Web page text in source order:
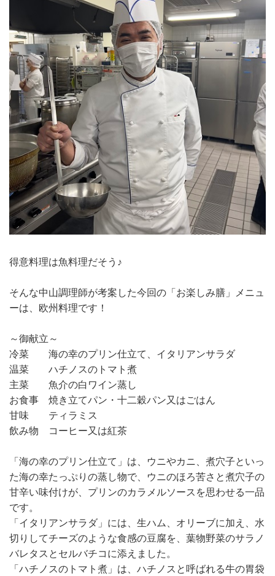
得意料理は魚料理だそう♪
そんな中山調理師が考案した今回の「お楽しみ膳」メニュ
ーは、欧州料理です！
～御献立～
冷菜 海の幸のプリン仕立て、イタリアンサラダ
温菜 ハチノスのトマト煮
主菜 魚介の白ワイン蒸し
お食事 焼き立てパン・十二穀パン又はごはん
甘味 ティラミス
飲み物 コーヒー又は紅茶
「海の幸のプリン仕立て」は、ウニやカニ、煮穴子といっ
た海の幸たっぷりの蒸し物で、ウニのほろ苦さと煮穴子の
甘辛い味付けが、プリンのカラメルソースを思わせる一品
です。
「イタリアンサラダ」には、生ハム、オリーブに加え、水
切りしてチーズのような食感の豆腐を、葉物野菜のサラノ
バレタスとセルバチコに添えました。
「ハチノスのトマト煮」は、ハチノスと呼ばれる牛の胃袋